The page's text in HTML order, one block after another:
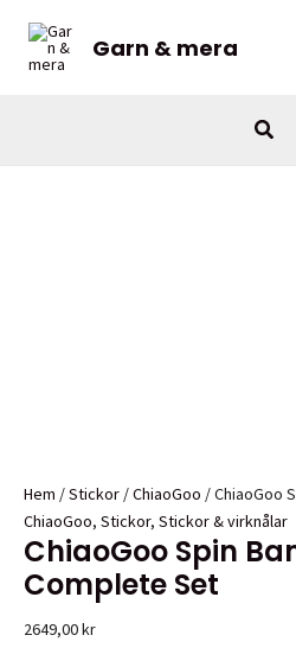
innehåll
Garn & mera
Sök
Hem /Stickor /ChiaoGoo / ChiaoGoo
ChiaoGoo, Stickor, Stickor & virknålar
ChiaoGoo Spin
Complete Set
2649,00kr